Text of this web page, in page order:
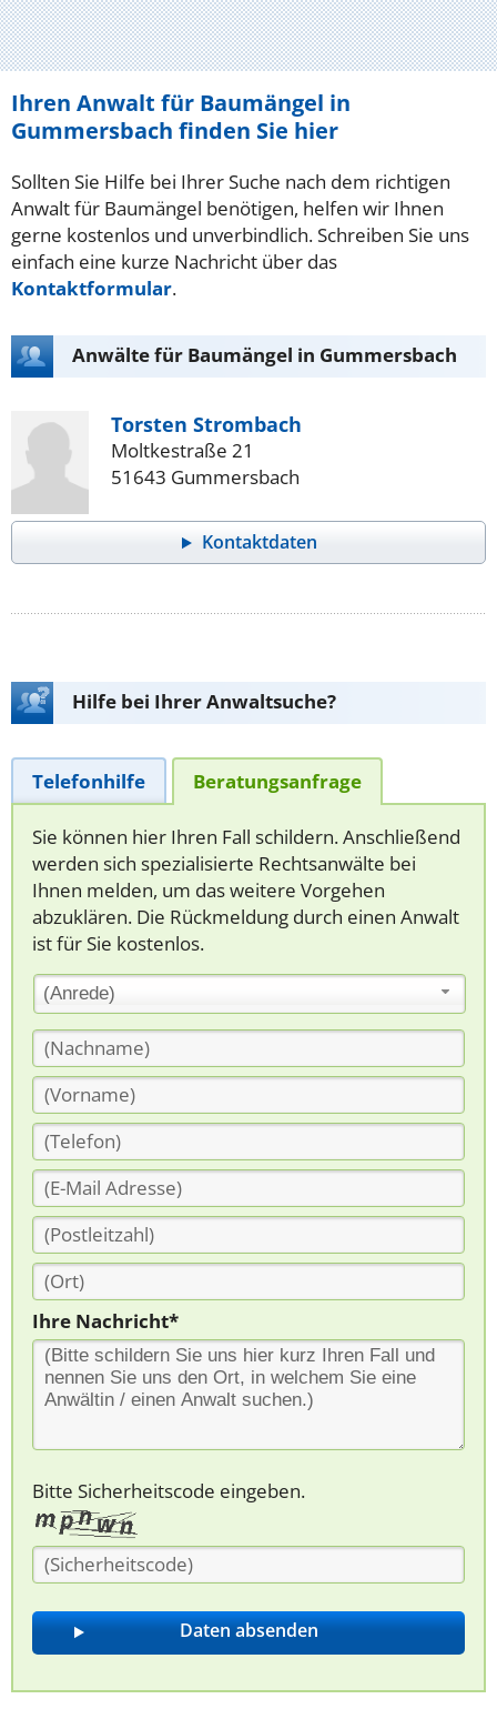
Ihren Anwalt für Baumängel in
Gummersbach finden Sie hier
Sollten Sie Hilfe bei Ihrer Suche nach dem richtigen
Anwalt für Baumängel benötigen, helfen wir Ihnen
gerne kostenlos und unverbindlich. Schreiben Sie uns
einfach eine kurze Nachricht über das
Kontaktformular.
Anwälte für Baumängel in Gummersbach
Torsten Strombach
Moltkestraße 21
51643 Gummersbach
Kontaktdaten
Hilfe bei Ihrer Anwaltsuche?
Telefonhilfe Beratungsanfrage
Sie können hier Ihren Fall schildern. Anschließend
werden sich spezialisierte Rechtsanwälte bei
Ihnen melden, um das weitere Vorgehen
abzuklären. Die Rückmeldung durch einen Anwalt
ist für Sie kostenlos.
(Anrede)
Ihre Nachricht*
Bitte Sicherheitscode eingeben.